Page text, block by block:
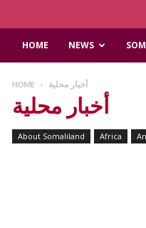
HOME NEWS
HOME أخبار محلية
أخبار محلية
About Somaliland Africa